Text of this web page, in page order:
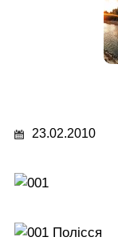
23.02.2010